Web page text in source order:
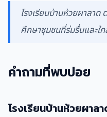
โรงเรียนบ้านห้วยผาลา
ศึกษาชุมชนที่ร่มรื่นและใ
คำถามที่พบบ่อย
โรงเรียนบ้านห้วยผาล